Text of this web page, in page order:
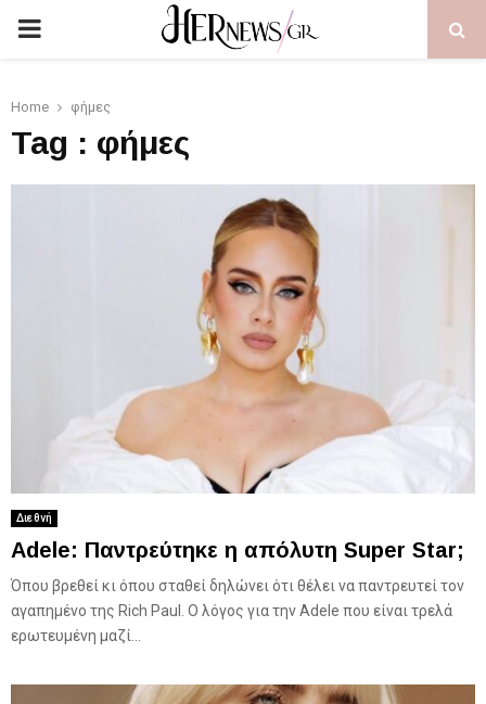
PRIMARY
Home φήμες
Tag : φήμες
Διεθνή
Adele: Παντρεύτηκε η απόλυτη Super Star;
Όπου βρεθεί κι όπου σταθεί δηλώνει ότι θέλει να παντρευτεί τον
αγαπημένο της Rich Paul. Ο λόγος για την Adele που είναι τρελά
ερωτευμένη μαζί...